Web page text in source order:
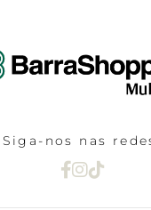
Siga-nos nas